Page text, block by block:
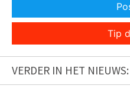
Tip
VERDER IN HET NIEUWS: